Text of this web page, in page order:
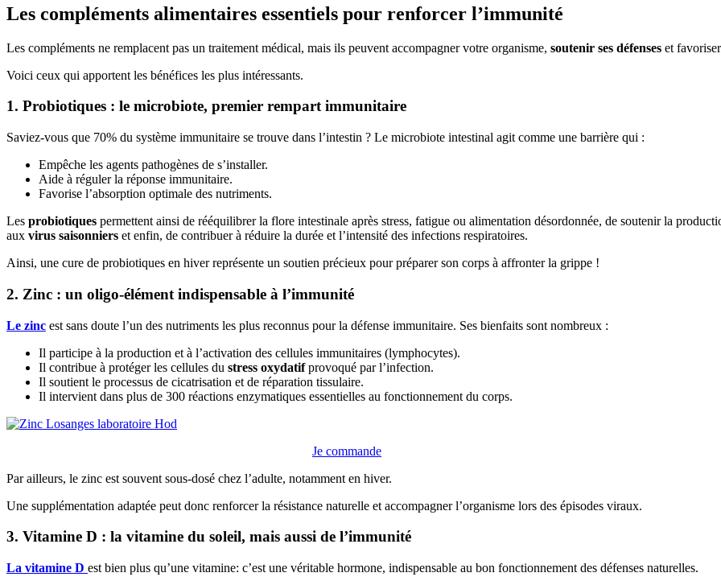
Les compléments alimentaires essentiels pour renforcer l’immunité
Les compléments ne remplacent pas un traitement médical, mais ils peuvent accompagner votre organisme, soutenir ses défenses et
Voici ceux qui apportent les bénéfices les plus intéressants.
1. Probiotiques : le microbiote, premier rempart immunitaire
Saviez-vous que 70% du système immunitaire se trouve dans l’intestin ? Le microbiote intestinal agit comme une barrière qui :
Empêche les agents pathogènes de s’installer.
Aide à réguler la réponse immunitaire.
Favorise l’absorption optimale des nutriments.
Les probiotiques permettent ainsi de rééquilibrer la flore intestinale après stress, fatigue ou alimentation désordonnée, de soutenir la
aux virus saisonniers et enfin, de contribuer à réduire la durée et l’intensité des infections respiratoires.
Ainsi, une cure de probiotiques en hiver représente un soutien précieux pour préparer son corps à affronter la grippe !
2. Zinc : un oligo-élément indispensable à l’immunité
Le zinc est sans doute l’un des nutriments les plus reconnus pour la défense immunitaire. Ses bienfaits sont nombreux :
Il participe à la production et à l’activation des cellules immunitaires (lymphocytes).
Il contribue à protéger les cellules du stress oxydatifprovoqué par l’infection.
Il soutient le processus de cicatrisation et de réparation tissulaire.
Il intervient dans plus de 300 réactions enzymatiques essentielles au fonctionnement du corps.
Je commande
Par ailleurs, le zinc est souvent sous-dosé chez l’adulte, notamment en hiver.
Une supplémentation adaptée peut donc renforcer la résistance naturelle et accompagner l’organisme lors des épisodes viraux.
3. Vitamine D : la vitamine du soleil, mais aussi de l’immunité
La vitamine D est bien plus qu’une vitamine: c’est une véritable hormone, indispensable au bon fonctionnement des défenses naturelles.